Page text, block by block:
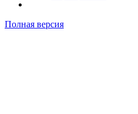
Полная версия